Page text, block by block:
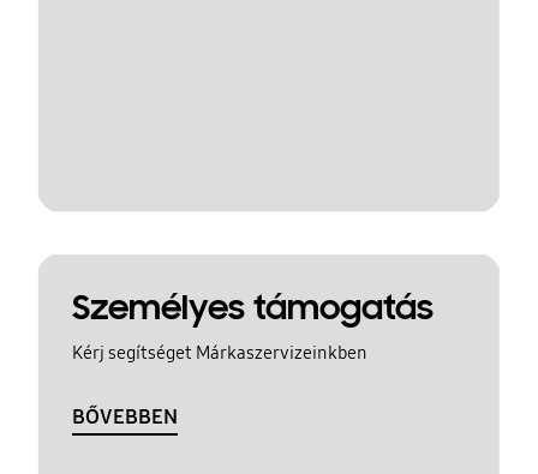
Személyes támogatás
Kérj segítséget Márkaszervizeinkben
BŐVEBBEN